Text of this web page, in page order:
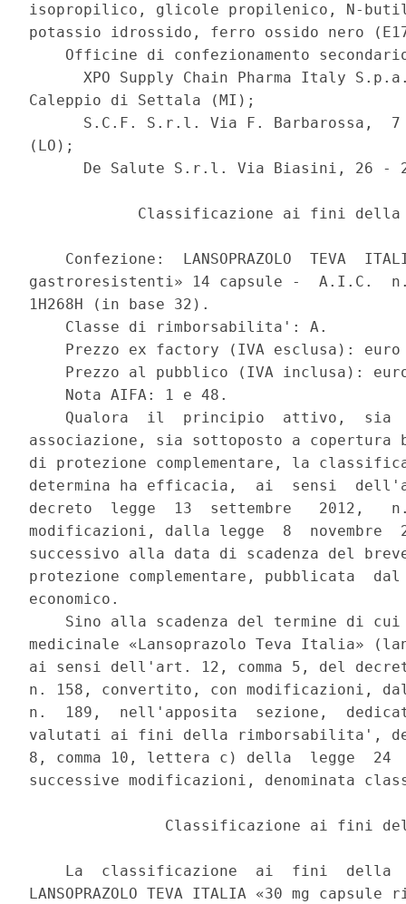
isopropilico, glicole propilenico, N-butil
potassio idrossido, ferro ossido nero
Officine di confezionamento
XPO Supply Chain Pharma Italy
Caleppio di Settala (MI);
S.C.F. S.r.l. Via F. Barbarossa,
(LO);
De Salute S.r.l. Via Biasini, 26 -
Classificazione ai fini
Confezione:  LANSOPRAZOLO  TEVA
gastroresistenti» 14 capsule -  A.I.C.
1H268H (in base 32).
    Classe di rimborsabilita': A.
Prezzo ex factory (IVA esclusa):
Prezzo al pubblico (IVA inclusa):
    Nota AIFA: 1 e 48.
Qualora  il  principio  attivo,  sia
associazione, sia sottoposto a
di protezione complementare, la
determina ha efficacia,  ai  sensi
decreto  legge  13  settembre   2012,
modificazioni, dalla legge  8  novembre
successivo alla data di scadenza del
protezione complementare, pubblicata
economico.
Sino alla scadenza del termine di
medicinale «Lansoprazolo Teva Italia»
ai sensi dell'art. 12, comma 5, del
n. 158, convertito, con modificazioni,
n.  189,  nell'apposita  sezione,
valutati ai fini della rimborsabilita',
8, comma 10, lettera c) della  legge  24
successive modificazioni, denominata
Classificazione ai fini
La  classificazione  ai  fini  della
LANSOPRAZOLO TEVA ITALIA «30 mg